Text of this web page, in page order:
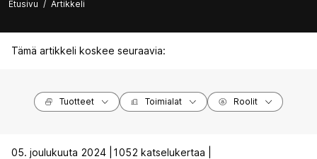
Etusivu / Artikkeli
Tämä artikkeli koskee seuraavia:
Tuotteet Toimialat Roolit
05. joulukuuta 2024 |
1052 katselukertaa |